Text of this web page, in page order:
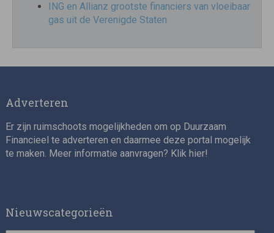
ING en Allianz grootste financiers van vloeibaar
gas uit de Verenigde Staten
Adverteren
Er zijn ruimschoots mogelijkheden om op Duurzaam
Financieel te adverteren en daarmee deze portal mogelijk
te maken. Meer informatie aanvragen? Klik hier!
Nieuwscategorieën